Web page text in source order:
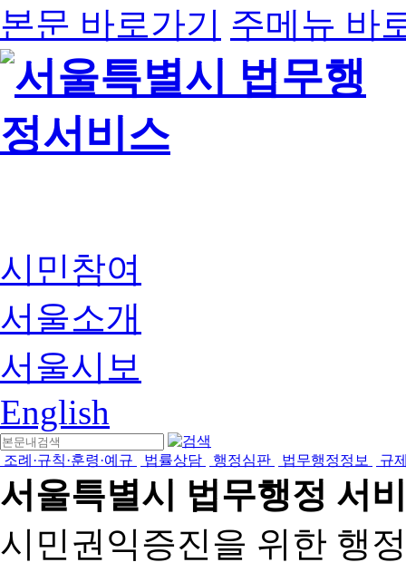
본문 바로가기 주메뉴 바
시민참여
서울소개
서울시보
English
조례·규칙·훈령·예규 법률상담 행정심판 법무행정정보 규
서울특별시 법무행정 서
시민권익증진을 위한 행